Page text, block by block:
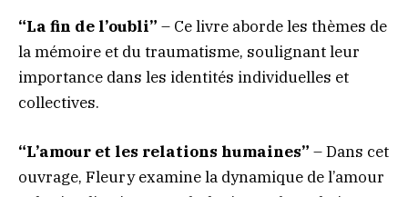
“La fin de l’oubli” – Ce livre aborde les thèmes de
la mémoire et du traumatisme, soulignant leur
importance dans les identités individuelles et
collectives.
“L’amour et les relations humaines” – Dans cet
ouvrage, Fleury examine la dynamique de l’amour